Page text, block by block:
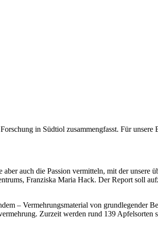
in Südtiol zusammengfasst. Für unsere
auch die Passion vermitteln, mit der
Franziska Maria Hack. Der Report soll
– Vermehrungsmaterial von grundlegender
Zurzeit werden rund 139 Apfelsorten